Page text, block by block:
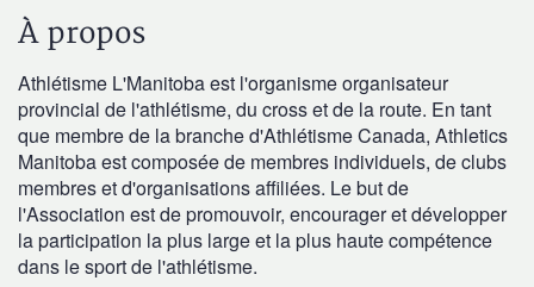
À propos
Athlétisme L'Manitoba est l'organisme organisateur
provincial de l'athlétisme, du cross et de la route. En tant
que membre de la branche d'Athlétisme Canada, Athletics
Manitoba est composée de membres individuels, de clubs
membres et d'organisations affiliées. Le but de
l'Association est de promouvoir, encourager et développer
la participation la plus large et la plus haute compétence
dans le sport de l'athlétisme.